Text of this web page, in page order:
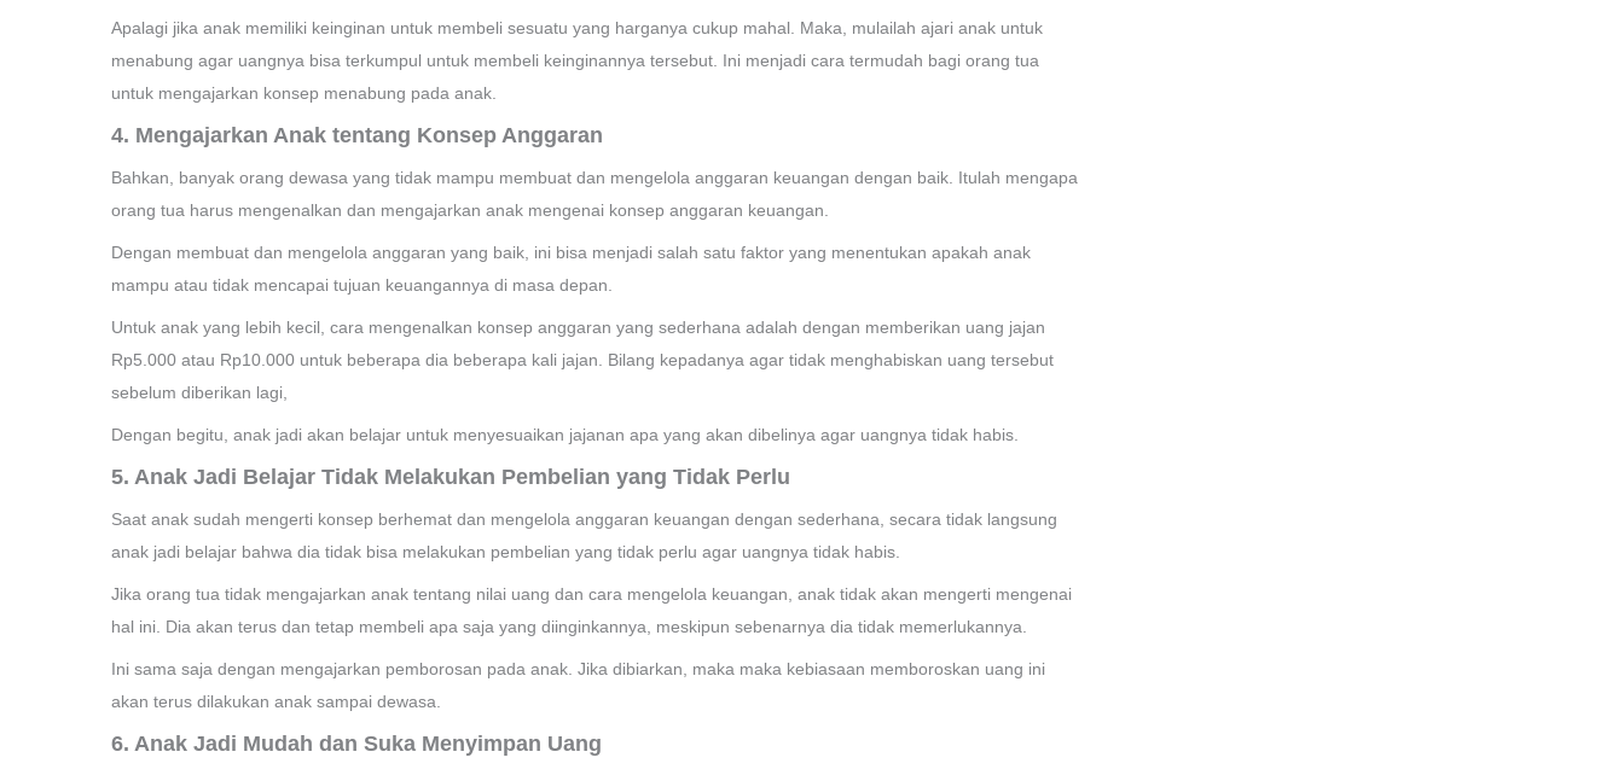
Apalagi jika anak memiliki keinginan untuk membeli sesuatu yang harganya cukup mahal. Maka, mulailah ajari anak untuk
menabung agar uangnya bisa terkumpul untuk membeli keinginannya tersebut. Ini menjadi cara termudah bagi orang tua
untuk mengajarkan konsep menabung pada anak.
4. Mengajarkan Anak tentang Konsep Anggaran
Bahkan, banyak orang dewasa yang tidak mampu membuat dan mengelola anggaran keuangan dengan baik. Itulah mengapa
orang tua harus mengenalkan dan mengajarkan anak mengenai konsep anggaran keuangan.
Dengan membuat dan mengelola anggaran yang baik, ini bisa menjadi salah satu faktor yang menentukan apakah anak
mampu atau tidak mencapai tujuan keuangannya di masa depan.
Untuk anak yang lebih kecil, cara mengenalkan konsep anggaran yang sederhana adalah dengan memberikan uang jajan
Rp5.000 atau Rp10.000 untuk beberapa dia beberapa kali jajan. Bilang kepadanya agar tidak menghabiskan uang tersebut
sebelum diberikan lagi,
Dengan begitu, anak jadi akan belajar untuk menyesuaikan jajanan apa yang akan dibelinya agar uangnya tidak habis.
5. Anak Jadi Belajar Tidak Melakukan Pembelian yang Tidak Perlu
Saat anak sudah mengerti konsep berhemat dan mengelola anggaran keuangan dengan sederhana, secara tidak langsung
anak jadi belajar bahwa dia tidak bisa melakukan pembelian yang tidak perlu agar uangnya tidak habis.
Jika orang tua tidak mengajarkan anak tentang nilai uang dan cara mengelola keuangan, anak tidak akan mengerti mengenai
hal ini. Dia akan terus dan tetap membeli apa saja yang diinginkannya, meskipun sebenarnya dia tidak memerlukannya.
Ini sama saja dengan mengajarkan pemborosan pada anak. Jika dibiarkan, maka maka kebiasaan memboroskan uang ini
akan terus dilakukan anak sampai dewasa.
6. Anak Jadi Mudah dan Suka Menyimpan Uang